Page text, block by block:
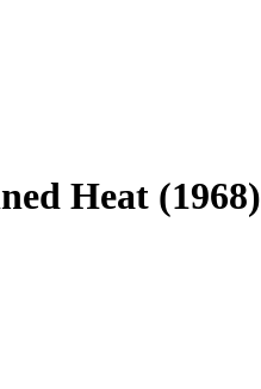
Heat (1968)